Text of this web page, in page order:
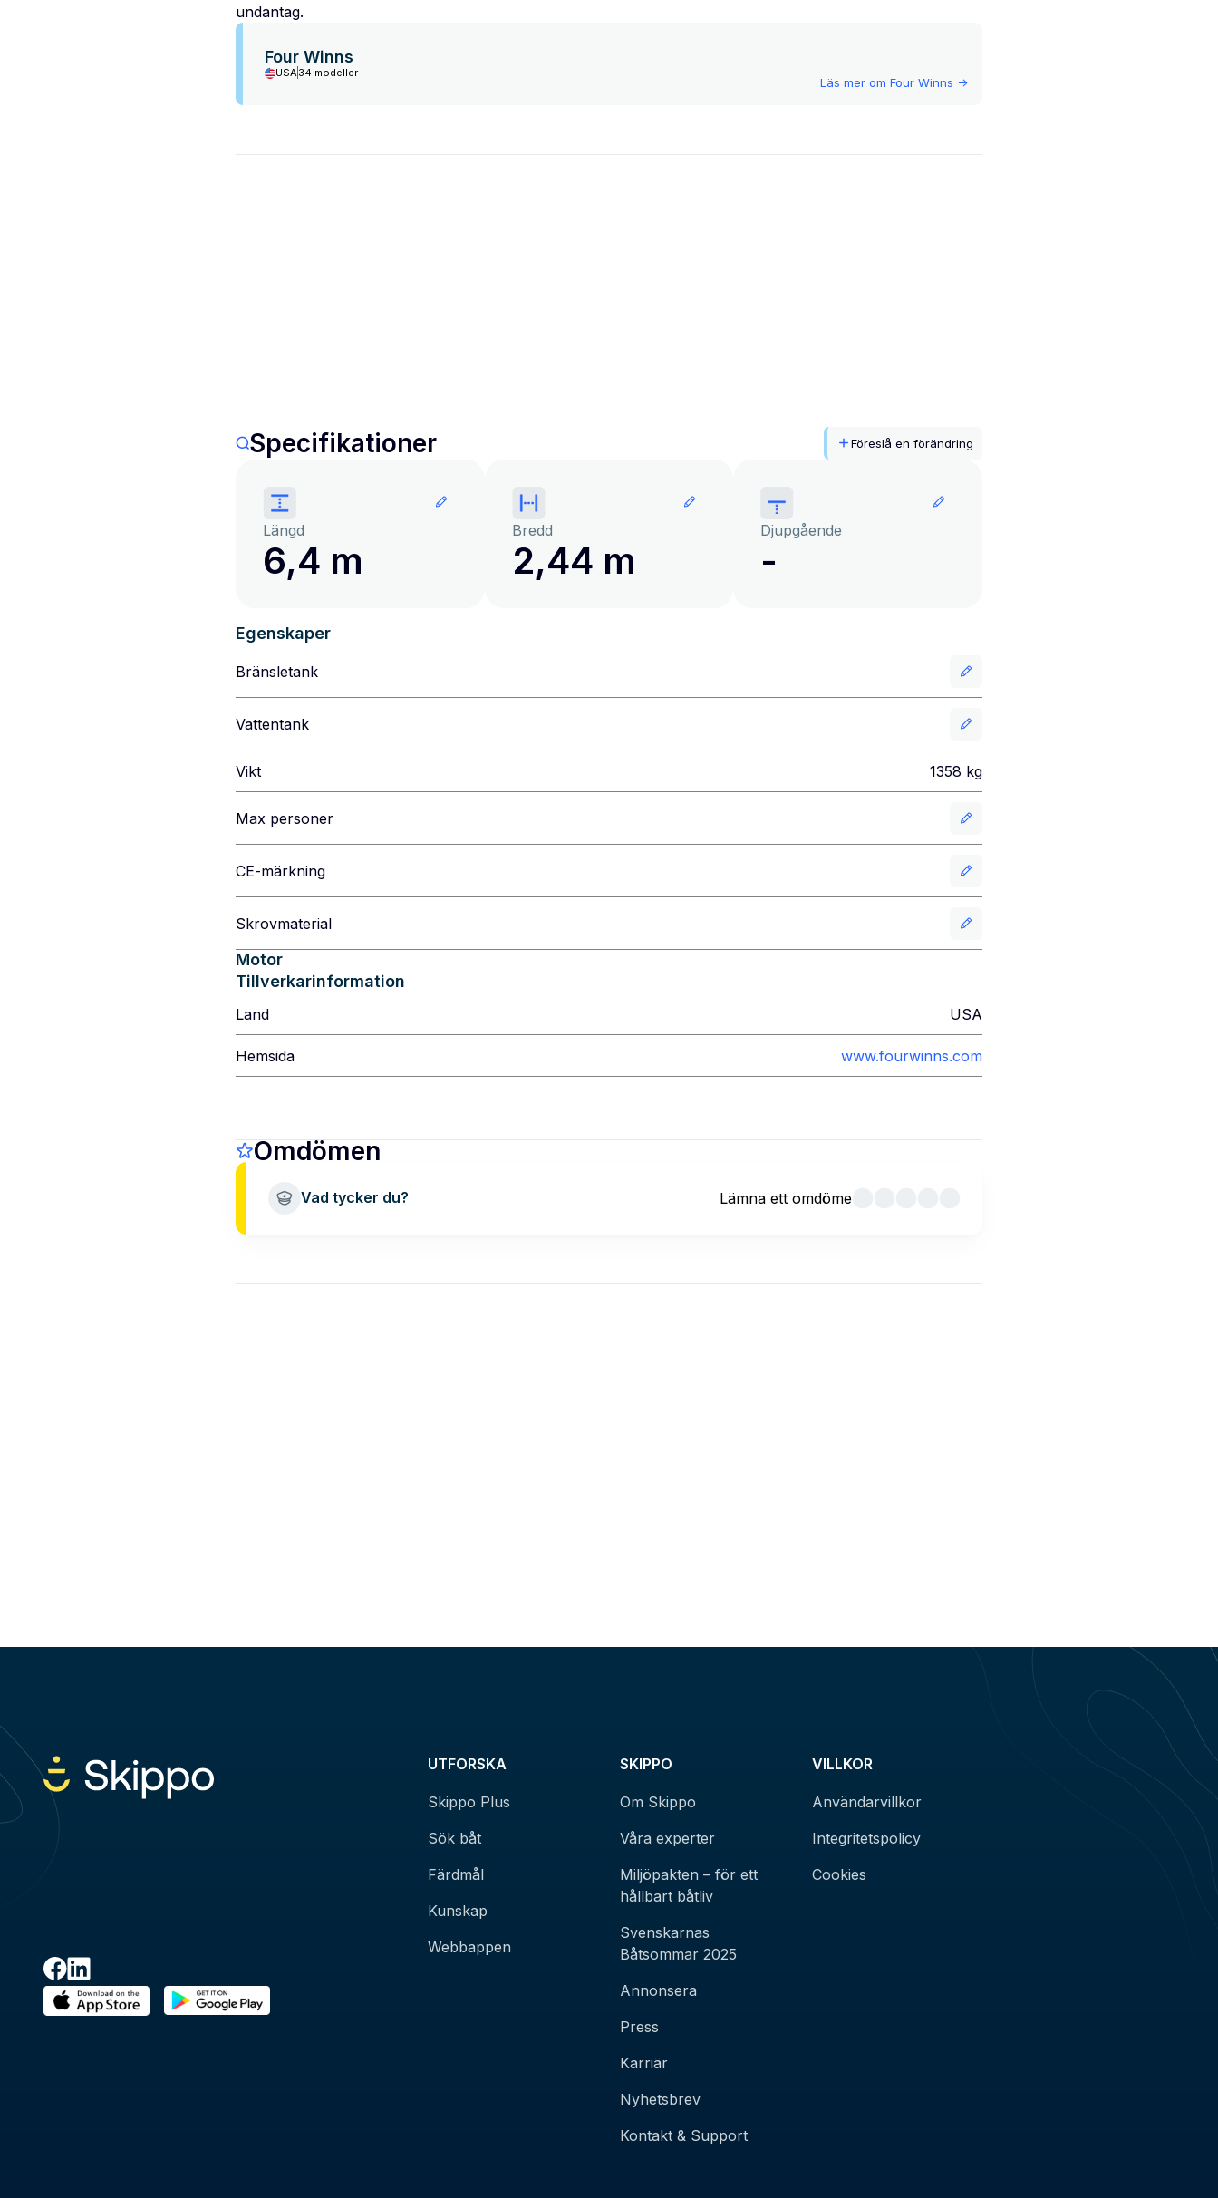
undantag.
Four Winns
USA34 modeller
Läs mer om Four Winns ->
Specifikationer Föreslå en förändring
Längd
6,4 m
Bredd
2,44 m
Djupgående
-
Egenskaper
Bränsletank
Vattentank
Vikt 1358 kg
Max personer
CE-märkning
Skrovmaterial
Motor
Tillverkarinformation
Land USA
Hemsida www.fourwinns.com
Omdömen
Vad tycker du? Lämna ett omdöme
UTFORSKA
Skippo Plus
Sök båt
Färdmål
Kunskap
Webbappen
SKIPPO
Om Skippo
Våra experter
Miljöpakten – för ett
hållbart båtliv
Svenskarnas
Båtsommar 2025
Annonsera
Press
Karriär
Nyhetsbrev
Kontakt & Support
VILLKOR
Användarvillkor
Integritetspolicy
Cookies